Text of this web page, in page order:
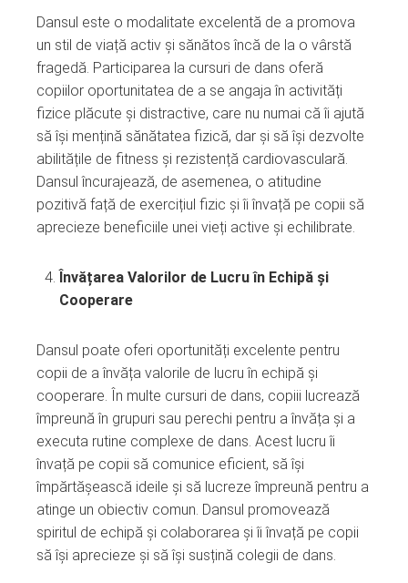
Dansul este o modalitate excelentă de a promova
un stil de viață activ și sănătos încă de la o vârstă
fragedă. Participarea la cursuri de dans oferă
copiilor oportunitatea de a se angaja în activități
fizice plăcute și distractive, care nu numai că îi ajută
să își mențină sănătatea fizică, dar și să își dezvolte
abilitățile de fitness și rezistență cardiovasculară.
Dansul încurajează, de asemenea, o atitudine
pozitivă față de exercițiul fizic și îi învață pe copii să
aprecieze beneficiile unei vieți active și echilibrate.
Învățarea Valorilor de Lucru în Echipă și
Cooperare
Dansul poate oferi oportunități excelente pentru
copii de a învăța valorile de lucru în echipă și
cooperare. În multe cursuri de dans, copiii lucrează
împreună în grupuri sau perechi pentru a învăța și a
executa rutine complexe de dans. Acest lucru îi
învață pe copii să comunice eficient, să își
împărtășească ideile și să lucreze împreună pentru a
atinge un obiectiv comun. Dansul promovează
spiritul de echipă și colaborarea și îi învață pe copii
să își aprecieze și să își susțină colegii de dans.